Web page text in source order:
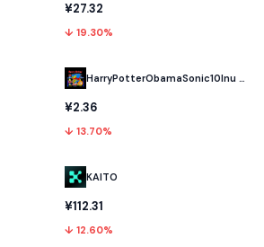
¥27.32
↓ 19.30%
HarryPotterObamaSonic10Inu (ETH)
¥2.36
↓ 13.70%
KAITO
¥112.31
↓ 12.60%